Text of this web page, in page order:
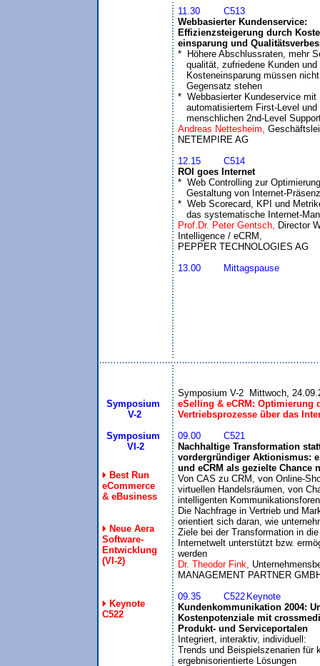
11.30	C513
Webbasierter Kundenservice:
Effizienzsteigerung durch
einsparung und
*  Höhere Abschlussraten, mehr
   qualität, zufriedene Kunden und
Kosteneinsparung müssen
   Gegensatz stehen
*  Webbasierter Kundeservice mit
   automatisiertem First-Level und
menschlichen 2nd-Level
Andreas Nettesheim,
12.15	C514
ROI goes Internet
*  Web Controlling zur
Gestaltung von Internet-
*  Web Scorecard, KPI und
das systematische Internet-
Prof.Dr. Peter Gentsch, Director
Intelligence / eCRM,
13.00	Mittagspause
Symposium
V-2
Symposium
Best Run
eCommerce
& eBusiness
Neue Aera
Software-
Entwicklung
(VI-2)
Keynote
C522
eSelling & eCRM: Optimierung
Vertriebsprozesse über das
09.00	C521
Nachhaltige Transformation
vordergründiger Aktionismus:
und eCRM als gezielte Chance
Von CAS zu CRM, von Online-
virtuellen Handelsräumen, von
intelligenten
Die Nachfrage in Vertrieb und
orientiert sich daran, wie
Ziele bei der Transformation in
Internetwelt unterstützt bzw.
werden
Dr. Theodor Fink,
09.35	C522	Keynote
Kundenkommunikation 2004:
Kostenpotenziale mit
Produkt- und Serviceportalen
Integriert, interaktiv, individuell:
Trends und Beispielszenarien für
ergebnisorientierte Lösungen